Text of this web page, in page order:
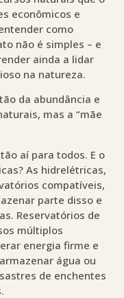
econômicos e
como
não é simples – e
ainda a lidar
na natureza.
da abundância e
mas a “mãe
aí para todos. E o
As hidrelétricas,
compatíveis,
parte disso e
Reservatórios de
múltiplos
energia firme e
água ou
de enchentes